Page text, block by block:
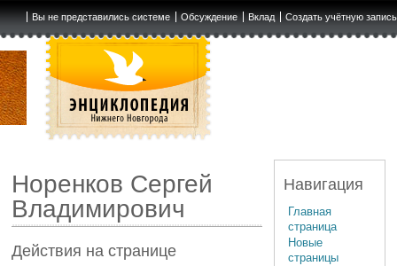
Вы не представились системе Обсуждение Вклад Создать учётную запись
Норенков Сергей
Владимирович
Действия на странице
Навигация
Главная
страница
Новые
страницы